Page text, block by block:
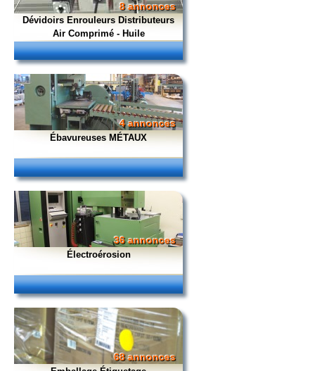
8 annonces
Dévidoirs Enrouleurs Distributeurs
Air Comprimé - Huile
4 annonces
Ébavureuses MÉTAUX
36 annonces
Électroérosion
68 annonces